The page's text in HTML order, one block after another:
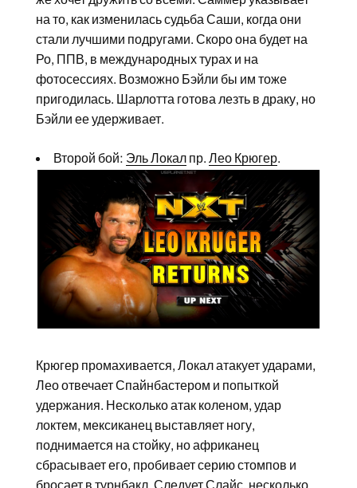
на то, как изменилась судьба Саши, когда они
стали лучшими подругами. Скоро она будет на
Ро, ППВ, в международных турах и на
фотосессиях. Возможно Бэйли бы им тоже
пригодилась. Шарлотта готова лезть в драку, но
Бэйли ее удерживает.
Второй бой: Эль Локалпр. Лео Крюгер.
Крюгер промахивается, Локал атакует ударами,
Лео отвечает Спайнбастером и попыткой
удержания. Несколько атак коленом, удар
локтем, мексиканец выставляет ногу,
поднимается на стойку, но африканец
сбрасывает его, пробивает серию стомпов и
бросает в турнбакл. Следует Слайс, несколько